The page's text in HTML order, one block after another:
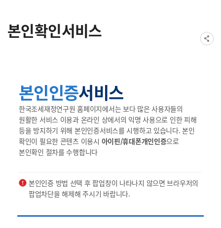
본인확인서비스
본인인증서비스
한국조세재정연구원 홈페이지에서는 보다 많은 사용자들의
원활한 서비스 이용과 온라인 상에서의 익명 사용으로 인한 피해
등을 방지하기 위해 본인인증서비스를 시행하고 있습니다. 본인
확인이 필요한 콘텐츠 이용시 아이핀/휴대폰개인인증으로
본인확인 절차를 수행합니다
본인인증 방법 선택 후 팝업창이 나타나지 않으면 브라우저의
팝업차단을 해제해 주시기 바랍니다.